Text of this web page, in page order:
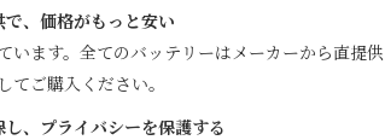
、価格がもっと安い
います。全てのバッテリーはメーカーから直
ご購入ください。
、プライバシーを保護する